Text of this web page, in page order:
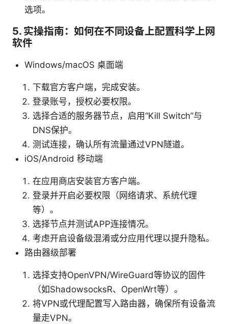
选项。
5. 实操指南：如何在不同设备上配置科学上网
软件
Windows/macOS 桌面端
下载官方客户端，完成安装。
登录账号，授权必要权限。
选择合适的服务器节点，启用“Kill Switch”与
DNS保护。
测试连接，确认所有流量通过VPN隧道。
iOS/Android 移动端
在应用商店安装官方客户端。
登录并开启必要权限（网络请求、系统代理
等）。
选择节点并测试APP连接情况。
考虑开启设备级混淆或分应用代理以提升隐私。
路由器级部署
选择支持OpenVPN/WireGuard等协议的固件
（如ShadowsocksR、OpenWrt等）。
将VPN或代理配置写入路由器，确保所有设备流
量走VPN。